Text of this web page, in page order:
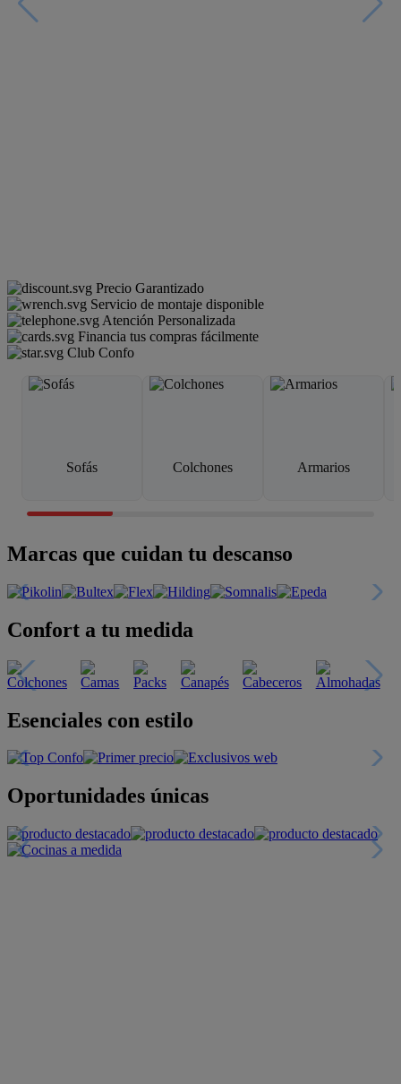
Precio Garantizado
Servicio de montaje disponible
Atención Personalizada
Financia tus compras fácilmente
Club Confo
Sofás Colchones Armarios
Marcas que cuidan tu descanso
Confort a tu medida
Esenciales con estilo
Oportunidades únicas